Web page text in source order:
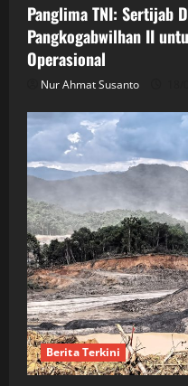
Panglima TNI: Sertijab
Pangkogabwilhan II
Operasional
Nur Ahmat Susanto
Berita Terkini